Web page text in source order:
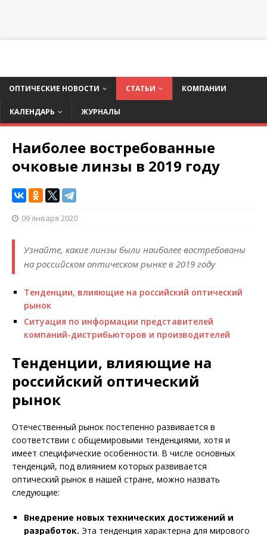
ОПТИЧЕСКИЕ НОВОСТИ СТАТЬИ КОМПАНИИ
КАЛЕНДАРЬ ЖУРНАЛЫ
Наиболее востребованные
очковые линзы в 2019 году
09 января 2020
Узнайте, какие линзы были наиболее востребованы
на российском оптическом рынке в 2019 году
Тенденции, влияющие на российский оптический
рынок
Ситуация по информации представителей
компаний-дистрибьюторов и производителей
Тенденции, влияющие на
российский оптический
рынок
Отечественный рынок постепенно развивается в
соответствии с общемировыми тенденциями, хотя и
имеет специфические особенности. В числе основных
тенденций, под влиянием которых развивается
оптический рынок в нашей стране, можно назвать
следующие:
Внедрение новых технических достижений и
разработок. Эта тенденция характерна для мирового